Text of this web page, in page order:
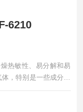
6210
热敏性、易分解和易
，特别是一些成分复
医学校院、科研单位